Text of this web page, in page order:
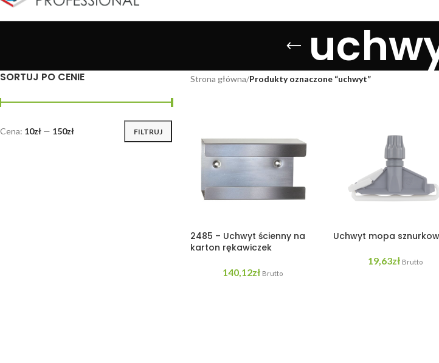
SORTUJ PO CENIE
FILTRUJ
Cena: 10zł — 150zł
Strona główna/Produkty oznaczone “uchwyt”
2485 – Uchwyt ścienny na
karton rękawiczek
140,12zł Brutto
Uchwyt mopa
19,63zł Brutto